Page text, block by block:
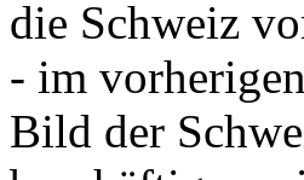
die Schweiz
- im
Bild der